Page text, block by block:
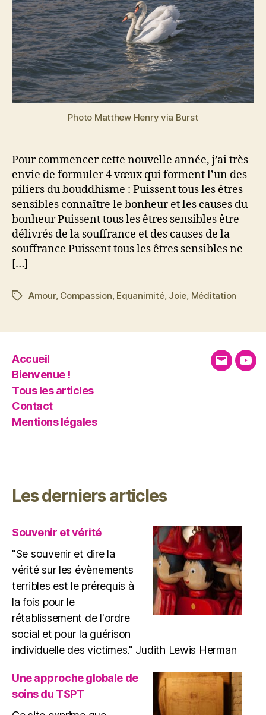
Photo Matthew Henry via Burst
Pour commencer cette nouvelle année, j’ai très
envie de formuler 4 vœux qui forment l’un des
piliers du bouddhisme : Puissent tous les êtres
sensibles connaître le bonheur et les causes du
bonheur Puissent tous les êtres sensibles être
délivrés de la souffrance et des causes de la
souffrance Puissent tous les êtres sensibles ne
[…]
Étiquettes
Amour, Compassion, Equanimité, Joie, Méditation
Accueil
Bienvenue !
Tous les articles
Contact
Mentions légales
E-
Les derniers articles
Souvenir et vérité
"Se souvenir et dire la
vérité sur les évènements
terribles est le prérequis à
la fois pour le
rétablissement de l'ordre
social et pour la guérison
individuelle des victimes." Judith Lewis Herman
Une approche globale de
soins du TSPT